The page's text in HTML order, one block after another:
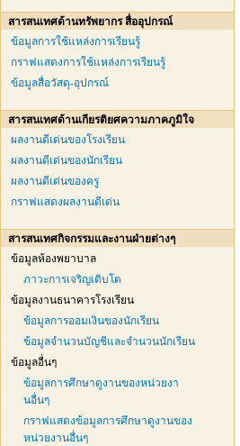
สารสนเทศด้านทรัพยากร สื่ออุปกรณ์
ข้อมูลการใช้แหล่งการเรียนรู้
กราฟแสดงการใช้แหล่งการเรียนรู้
ข้อมูลสื่อวัสดุ-อุปกรณ์
สารสนเทศด้านเกียรติยศความภาคภูมิใจ
ผลงานดีเด่นของโรงเรียน
ผลงานดีเด่นของนักเรียน
ผลงานดีเด่นของครู
กราฟแสดงผลงานดีเด่น
สารสนเทศกิจกรรมและงานฝ่ายต่างๆ
ข้อมูลห้องพยาบาล
ภาวะการเจริญเติบโต
ข้อมูลงานธนาคารโรงเรียน
ข้อมูลการออมเงินของนักเรียน
ข้อมูลจำนวนบัญชีและจำนวนนักเรียน
ข้อมูลอื่นๆ
ข้อมูลการศึกษาดูงานของหน่วยงา
นอื่นๆ
กราฟแสดงข้อมูลการศึกษาดูงานของ
หน่วยงานอื่นๆ